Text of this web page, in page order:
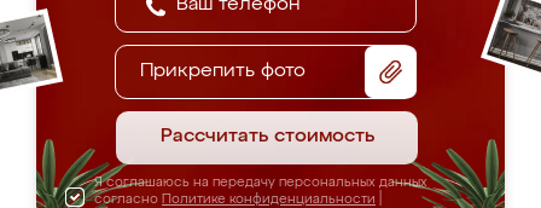
Прикрепить фото
Рассчитать стоимость
Я соглашаюсь на передачу персональных данных
согласно Политике конфиденциальности